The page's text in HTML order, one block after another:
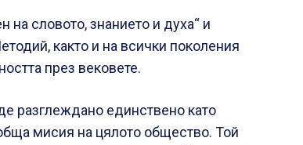
на словото, знанието и духа“ и
както и на всички поколения
през вековете.
разглеждано единствено като
мисия на цялото общество. Той